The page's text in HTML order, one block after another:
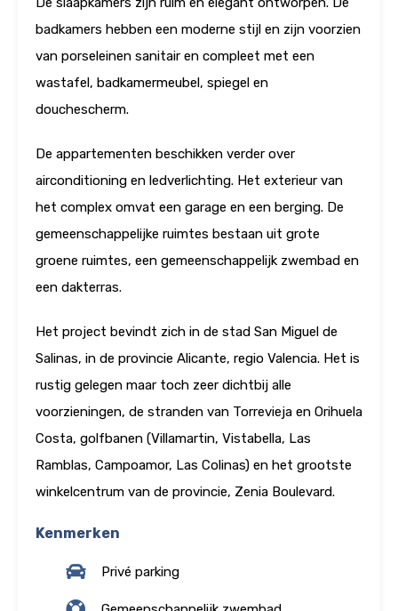
badkamers hebben een moderne stijl en zijn voorzien
van porseleinen sanitair en compleet met een
wastafel, badkamermeubel, spiegel en
douchescherm.
De appartementen beschikken verder over
airconditioning en ledverlichting. Het exterieur van
het complex omvat een garage en een berging. De
gemeenschappelijke ruimtes bestaan ​​uit grote
groene ruimtes, een gemeenschappelijk zwembad en
een dakterras.
Het project bevindt zich in de stad San Miguel de
Salinas, in de provincie Alicante, regio Valencia. Het is
rustig gelegen maar toch zeer dichtbij alle
voorzieningen, de stranden van Torrevieja en Orihuela
Costa, golfbanen (Villamartin, Vistabella, Las
Ramblas, Campoamor, Las Colinas) en het grootste
winkelcentrum van de provincie, Zenia Boulevard.
Kenmerken
Privé parking